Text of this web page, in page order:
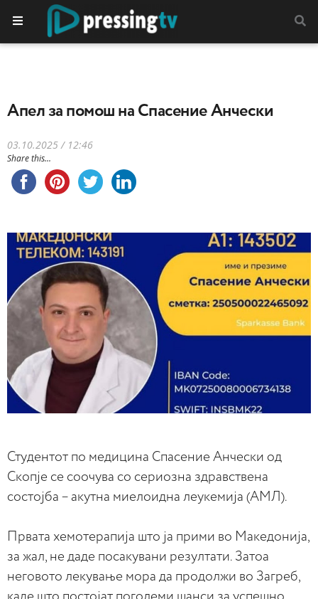
Апел за помош на Спасение Анчески
03.10.2025 / 12:46
Share this...
Студентот по медицина Спасение Анчески од
Скопје се соочува со сериозна здравствена
состојба – акутна миелоидна леукемија (АМЛ).
Првата хемотерапија што ја прими во Македонија,
за жал, не даде посакувани резултати. Затоа
неговото лекување мора да продолжи во Загреб,
каде што постојат поголеми шанси за успешно